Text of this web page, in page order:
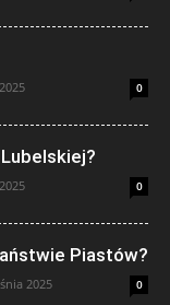
0
0
Piastów?
2025 0